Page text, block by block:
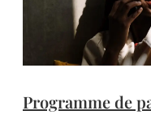
Programme de